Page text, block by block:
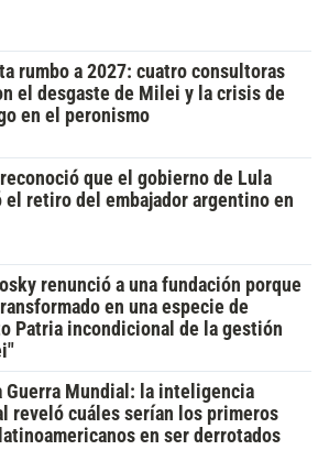
rumbo a 2027: cuatro consultoras
el desgaste de Milei y la crisis de
en el peronismo
que el gobierno de Lula
retiro del embajador argentino en
renunció a una fundación porque
en una especie de
Patria incondicional de la gestión
Guerra Mundial: la inteligencia
reveló cuáles serían los primeros
en ser derrotados